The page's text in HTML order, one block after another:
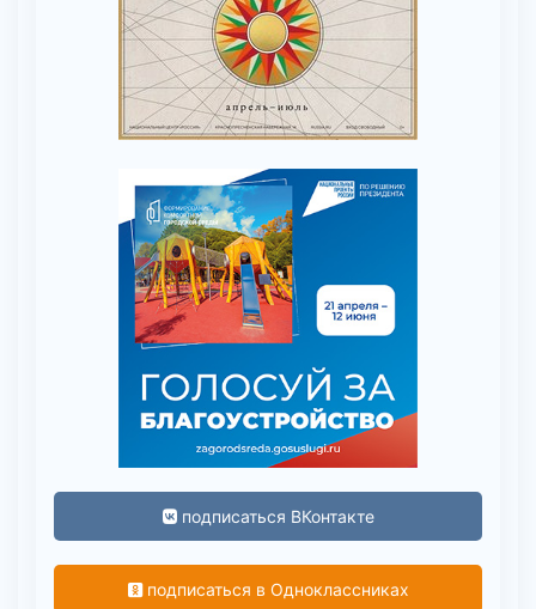
подписаться ВКонтакте
подписаться в Одноклассниках